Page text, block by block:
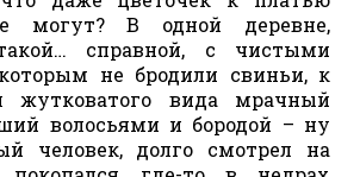
могут? В одной деревне,
справной, с чистыми
не бродили свиньи, к
жутковатого вида мрачный
волосьями и бородой – ну
человек, долго смотрел на